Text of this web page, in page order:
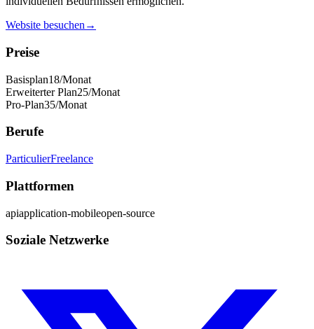
Website besuchen →
Preise
Basisplan18/Monat
Erweiterter Plan25/Monat
Pro-Plan35/Monat
Berufe
ParticulierFreelance
Plattformen
apiapplication-mobileopen-source
Soziale Netzwerke